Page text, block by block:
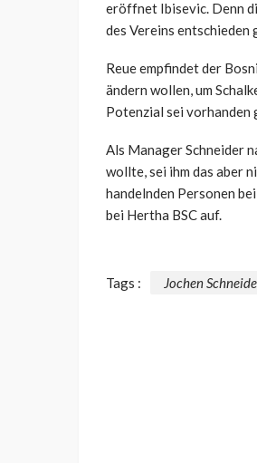
eröffnet Ibisevic. Denn
des Vereins entschieden
Reue empfindet der
ändern wollen, um
Potenzial sei vorhanden
Als Manager Schneider
wollte, sei ihm das aber
handelnden Personen
bei Hertha BSC auf.
Tags : Jochen